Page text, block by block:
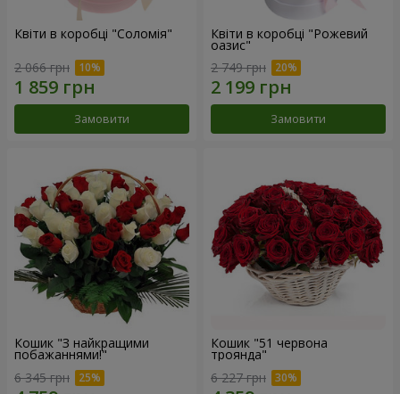
Квіти в коробці "Соломія"
2 066 грн
Замовити
Квіти в коробці "Рожевий
оазис"
2 749 грн
Замовити
Кошик "З найкращими
побажаннями!"
6 345 грн
Кошик "51 червона
троянда"
6 227 грн